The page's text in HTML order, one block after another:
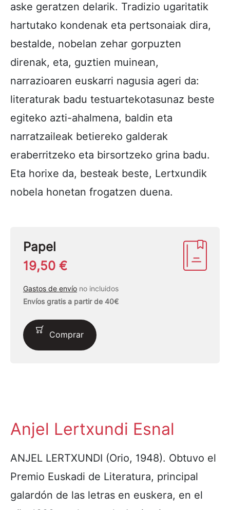
aske geratzen delarik. Tradizio ugaritatik
hartutako kondenak eta pertsonaiak dira,
bestalde, nobelan zehar gorpuzten
direnak, eta, guztien muinean,
narrazioaren euskarri nagusia ageri da:
literaturak badu testuartekotasunaz beste
egiteko azti-ahalmena, baldin eta
narratzaileak betiereko galderak
eraberritzeko eta birsortzeko grina badu.
Eta horixe da, besteak beste, Lertxundik
nobela honetan frogatzen duena.
Papel
19,50 €
Gastos de envío no incluidos
Envíos gratis a partir de 40€
Comprar
Anjel Lertxundi Esnal
ANJEL LERTXUNDI (Orio, 1948). Obtuvo el
Premio Euskadi de Literatura, principal
galardón de las letras en euskera, en el